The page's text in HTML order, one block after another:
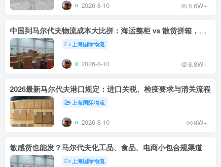
2026-8-10 8.6W+
中国到马尔代夫物流成本大比拼：海运整柜 vs 散货拼箱，哪个更划算？
上海国际物流
2026-8-10 8.8W+
2026最新马尔代夫港口规定：进口关税、检疫要求与清关流程
上海国际物流
2026-8-10 9W+
敏感货也能发？马尔代夫化工品、食品、电商小包合规渠道
上海国际物流